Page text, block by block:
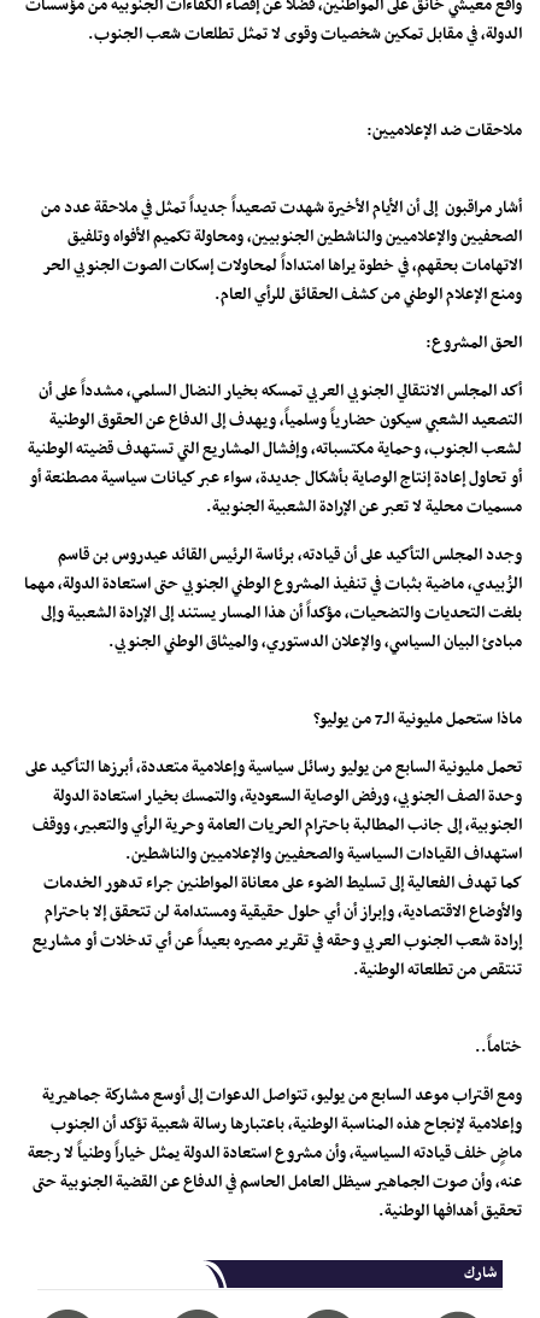
الدولة، في مقابل تمكين شخصيات وقوى لا تمثل تطلعات شعب الجنوب.
ملاحقات ضد الإعلاميين:
أشار مراقبون إلى أن الأيام الأخيرة شهدت تصعيداً جديداً تمثل في ملاحقة عدد من
الصحفيين والإعلاميين والناشطين الجنوبيين، ومحاولة تكميم الأفواه وتلفيق
الاتهامات بحقهم، في خطوة يراها امتداداً لمحاولات إسكات الصوت الجنوبي الحر
ومنع الإعلام الوطني من كشف الحقائق للرأي العام.
الحق المشروع:
أكد المجلس الانتقالي الجنوبي العربي تمسكه بخيار النضال السلمي، مشدداً على أن
التصعيد الشعبي سيكون حضارياً وسلمياً، ويهدف إلى الدفاع عن الحقوق الوطنية
لشعب الجنوب، وحماية مكتسباته، وإفشال المشاريع التي تستهدف قضيته الوطنية
أو تحاول إعادة إنتاج الوصاية بأشكال جديدة، سواء عبر كيانات سياسية مصطنعة أو
مسميات محلية لا تعبر عن الإرادة الشعبية الجنوبية.
وجدد المجلس التأكيد على أن قيادته، برئاسة الرئيس القائد عيدروس بن قاسم
الزُبيدي، ماضية بثبات في تنفيذ المشروع الوطني الجنوبي حتى استعادة الدولة، مهما
بلغت التحديات والتضحيات، مؤكداً أن هذا المسار يستند إلى الإرادة الشعبية وإلى
مبادئ البيان السياسي، والإعلان الدستوري، والميثاق الوطني الجنوبي.
ماذا ستحمل مليونية الـ7 من يوليو؟
تحمل مليونية السابع من يوليو رسائل سياسية وإعلامية متعددة، أبرزها التأكيد على
وحدة الصف الجنوبي، ورفض الوصاية السعودية، والتمسك بخيار استعادة الدولة
الجنوبية، إلى جانب المطالبة باحترام الحريات العامة وحرية الرأي والتعبير، ووقف
استهداف القيادات السياسية والصحفيين والإعلاميين والناشطين.
كما تهدف الفعالية إلى تسليط الضوء على معاناة المواطنين جراء تدهور الخدمات
والأوضاع الاقتصادية، وإبراز أن أي حلول حقيقية ومستدامة لن تتحقق إلا باحترام
إرادة شعب الجنوب العربي وحقه في تقرير مصيره بعيداً عن أي تدخلات أو مشاريع
تنتقص من تطلعاته الوطنية.
ختاماً..
ومع اقتراب موعد السابع من يوليو، تتواصل الدعوات إلى أوسع مشاركة جماهيرية
وإعلامية لإنجاح هذه المناسبة الوطنية، باعتبارها رسالة شعبية تؤكد أن الجنوب
ماضٍ خلف قيادته السياسية، وأن مشروع استعادة الدولة يمثل خياراً وطنياً لا رجعة
عنه، وأن صوت الجماهير سيظل العامل الحاسم في الدفاع عن القضية الجنوبية حتى
تحقيق أهدافها الوطنية.
شارك